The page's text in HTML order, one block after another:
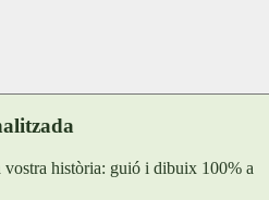
història: guió i dibuix 100% a